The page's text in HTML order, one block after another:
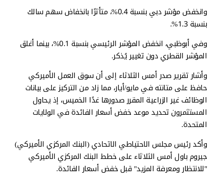
وانخفض مؤشر دبي بنسبة 0.4%، متأثرًا بانخفاض سهم سالك
بنسبة 1.3%.
وفي أبوظبي، انخفض المؤشر الرئيسي بنسبة 0.1%، بينما أغلق
المؤشر القطري دون تغيير يُذكر.
وأشار تقرير صدر أمس الثلاثاء إلى أن سوق العمل الأميركي
حافظ على متانته في مايو/أيار، مما زاد من التركيز على بيانات
الوظائف غير الزراعية المقرر صدورها غدًا الخميس، إذ يحاول
المستثمرون تحديد موعد خفض أسعار الفائدة في الولايات
المتحدة.
وأكد رئيس مجلس الاحتياطي الاتحادي (البنك المركزي الأميركي)
جيروم باول أمس الثلاثاء على خطط البنك المركزي الأميركي
"للانتظار ومعرفة المزيد" قبل خفض أسعار الفائدة.